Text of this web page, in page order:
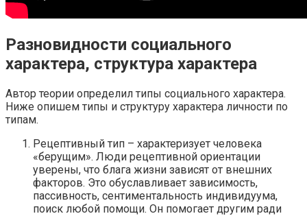
Разновидности социального
характера, структура характера
Автор теории определил типы социального характера.
Ниже опишем типы и структуру характера личности по
типам.
Рецептивный тип – характеризует человека
«берущим». Люди рецептивной ориентации
уверены, что блага жизни зависят от внешних
факторов. Это обуславливает зависимость,
пассивность, сентиментальность индивидуума,
поиск любой помощи. Он помогает другим ради